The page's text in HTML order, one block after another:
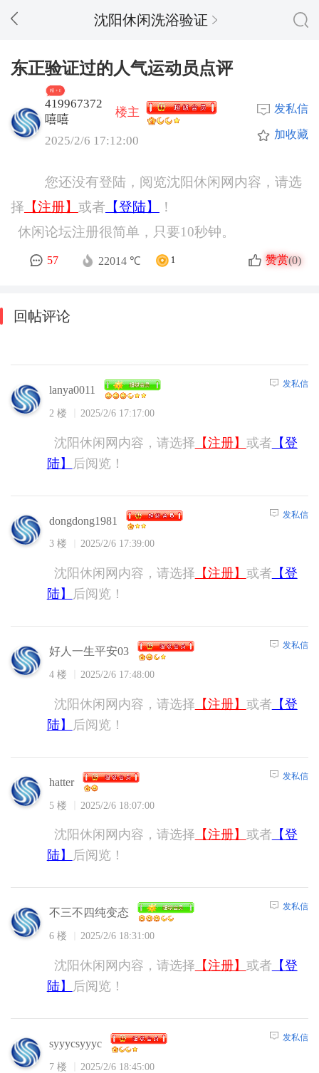
沈阳休闲洗浴验证
东正验证过的人气运动员点评
精 + 8
419967372
嘻嘻
楼主
2025/2/6 17:12:00
发私信
加收藏
您还没有登陆，阅览沈阳休闲网内容，请选
择 【注册】 或者 【登陆】
！
休闲论坛注册很简单，只要10秒钟。
57 22014 ℃ 1 赞赏(0)
回帖评论
lanya0011
2 楼 2025/2/6 17:17:00
发私信
沈阳休闲网内容，请选择 【注册】 或者 【登
陆】
后阅览！
dongdong1981
3 楼 2025/2/6 17:39:00
发私信
沈阳休闲网内容，请选择 【注册】 或者 【登
陆】
后阅览！
好人一生平安03
4 楼 2025/2/6 17:48:00
发私信
沈阳休闲网内容，请选择 【注册】 或者 【登
陆】
后阅览！
hatter
5 楼 2025/2/6 18:07:00
发私信
沈阳休闲网内容，请选择 【注册】 或者 【登
陆】
后阅览！
不三不四纯变态
6 楼 2025/2/6 18:31:00
发私信
沈阳休闲网内容，请选择 【注册】 或者 【登
陆】
后阅览！
syyycsyyyc
7 楼 2025/2/6 18:45:00
发私信